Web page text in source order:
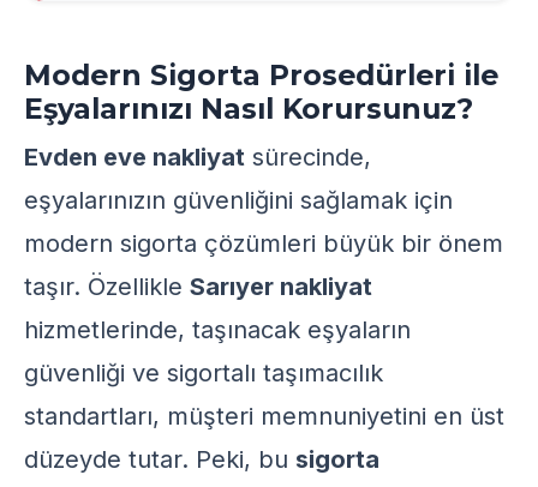
Modern Sigorta Prosedürleri ile
Eşyalarınızı Nasıl Korursunuz?
Evden eve nakliyat sürecinde,
eşyalarınızın güvenliğini sağlamak için
modern sigorta çözümleri büyük bir önem
taşır. Özellikle Sarıyer nakliyat
hizmetlerinde, taşınacak eşyaların
güvenliği ve sigortalı taşımacılık
standartları, müşteri memnuniyetini en üst
düzeyde tutar. Peki, bu sigorta